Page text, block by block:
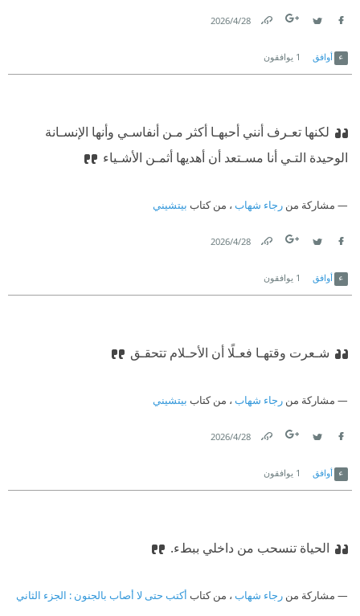
28‏/4‏/2026
أوافق 1 يوافقون
لكنها تعـرف أنني أحبهـا أكثر مـن أنفاسـي وأنها الإنسـانة
الوحيدة التـي أنا مسـتعد أن أهديها أثمـن الأشـياء
مشاركة من رجاء شهاب ، من كتاب بيتشيني
28‏/4‏/2026
أوافق 1 يوافقون
شـعرت وقتهـا فعـلًا أن الأحـلام تتحقـق
مشاركة من رجاء شهاب ، من كتاب بيتشيني
28‏/4‏/2026
أوافق 1 يوافقون
الحياة تنسحب من داخلي ببطء.‏
مشاركة من رجاء شهاب ، من كتاب أكتب حتى لا أصاب بالجنون : الجزء الثاني